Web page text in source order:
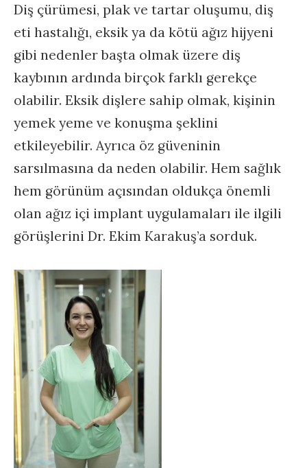
Diş çürümesi, plak ve tartar oluşumu, diş
eti hastalığı, eksik ya da kötü ağız hijyeni
gibi nedenler başta olmak üzere diş
kaybının ardında birçok farklı gerekçe
olabilir. Eksik dişlere sahip olmak, kişinin
yemek yeme ve konuşma şeklini
etkileyebilir. Ayrıca öz güveninin
sarsılmasına da neden olabilir. Hem sağlık
hem görünüm açısından oldukça önemli
olan ağız içi implant uygulamaları ile ilgili
görüşlerini Dr. Ekim Karakuş’a sorduk.